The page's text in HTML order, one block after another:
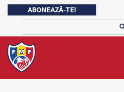
ABONEAZĂ-TE!